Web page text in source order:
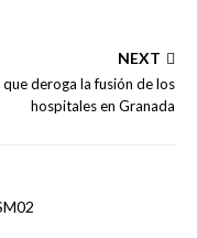
NEXT
deroga la fusión de los
hospitales en Granada